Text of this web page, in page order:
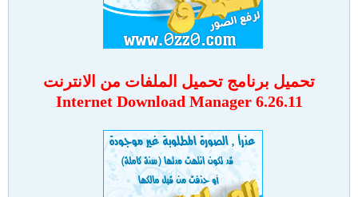
تحميل برنامج تحميل الملفات من الانترنت
Internet Download Manager 6.26.11